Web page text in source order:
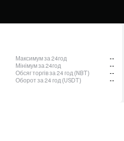
Максимум за 24год
--
Мінімум за 24год
--
Обсяг торгів за 24 год (NBT)
--
Оборот за 24 год (USDT)
--